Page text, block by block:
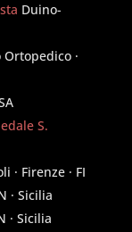
Duino-
·
S.
· Firenze · FI
· Sicilia
· Sicilia